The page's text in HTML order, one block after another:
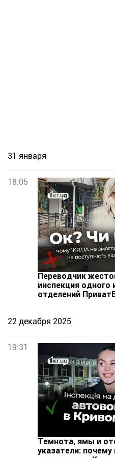
31 января
18:05
Переводчик
инспекция одного
отделений
22 декабря 2025
19:31
Темнота, ямы и
указатели: почему